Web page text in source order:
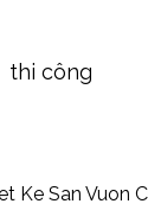
thi công